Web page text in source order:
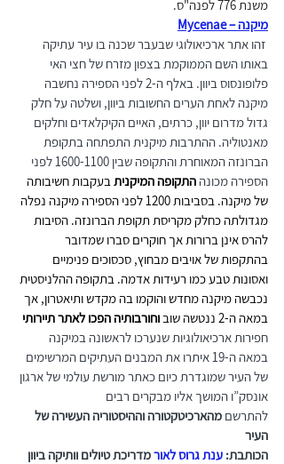
משנת 776 לפנה"ס.
מיקנה – Mycenae
זהו אתר ארכיאולוגי שבעבר שכנה בו עיר עתיקה
באותו השם הממוקמת בצפון מזרח של חצי האי
פלופונסוס ביוון. באלף ה-2 לפני הספירה נחשבה
מיקנה לאחת הערים החשובות ביוון, ושלטה על חלק
גדול מדרום יוון, כרתים, האיים הקיקלאדים וחלקים
מאנטוליה. ההתרבות מיקנית התפתחה בתקופת
הברונזה המאוחרת והתקופה שבין 1600-1100 לפני
הספירה מכונה התקופה המיקנית בעקבות חשיבותה
של מיקנה. בסביבות 1200 לפני הספירה מיקנה נפלה
מגדולתה כחלק מקריסת תקופת הברונזה. הסיבות
להרס אינן ברורות אך חוקרים סברו שמדובר
בהתקפות של אויבים מבחוץ, סכסוכים פנימיים
ואסונות טבע כמו רעידות אדמה. בתקופה ההלניסטית
נכבשה מיקנה מחדש והוקמו בה מקדש ותיאטרון, אך
במאה ה-2 ננטשה שוב
וחורבותיה הפכו לאתר תיירותי
חפירות ארכיאולוגיות שנערכו לראשונה במיקנה
במאה ה-19 איתרו את המבנים העתיקים המרשימים
של העיר שמוגדרת כיום כאתר מורשת עולמי של ארגון
אונסק”ו המושך אליו מבקרים רבים
להתרשם מהארכיטקטורה וההיסטוריה העשירה של
העיר
הכותבת: ענת גרוס לאור מדריכת טיולים וותיקה ביוון